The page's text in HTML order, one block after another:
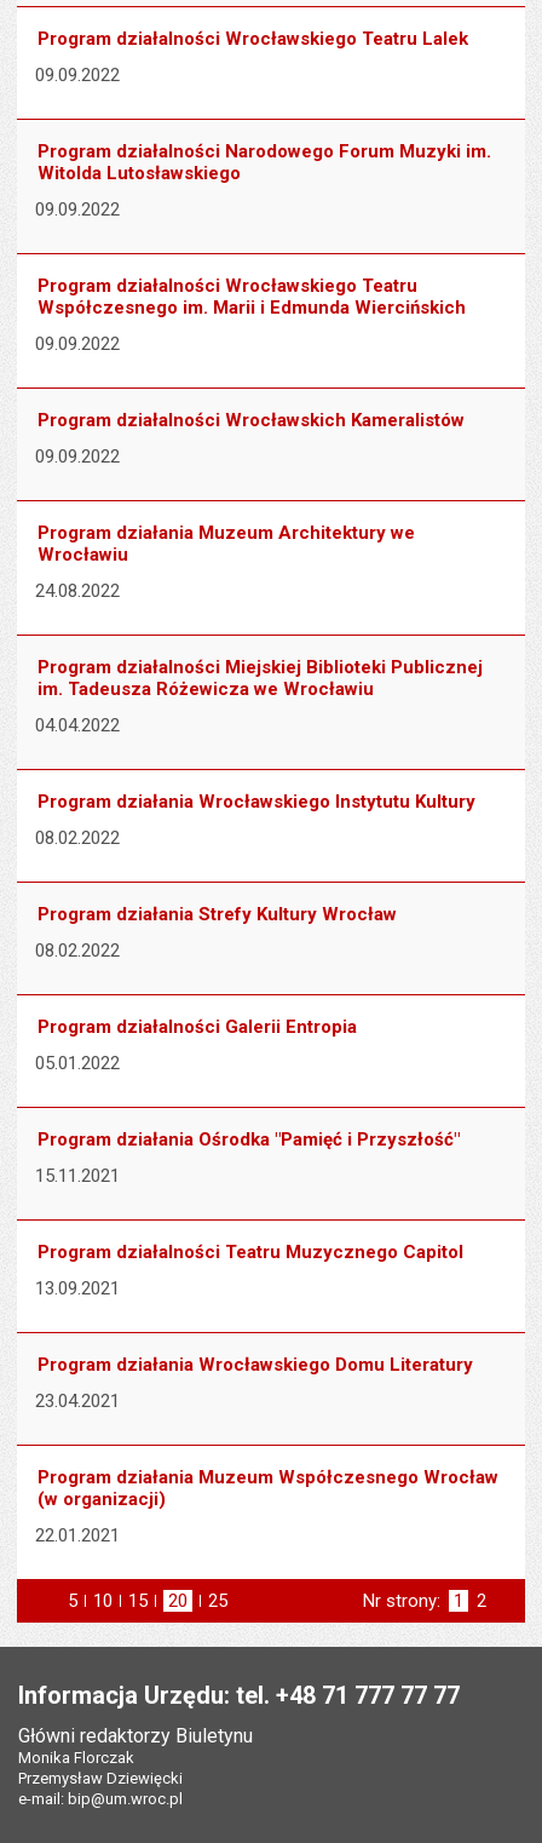
Program działalności Wrocławskiego Teatru Lalek
09.09.2022
Program działalności Narodowego Forum Muzyki im.
Witolda Lutosławskiego
09.09.2022
Program działalności Wrocławskiego Teatru
Współczesnego im. Marii i Edmunda Wiercińskich
09.09.2022
Program działalności Wrocławskich Kameralistów
09.09.2022
Program działania Muzeum Architektury we
Wrocławiu
24.08.2022
Program działalności Miejskiej Biblioteki Publicznej
im. Tadeusza Różewicza we Wrocławiu
04.04.2022
Program działania Wrocławskiego Instytutu Kultury
08.02.2022
Program działania Strefy Kultury Wrocław
08.02.2022
Program działalności Galerii Entropia
05.01.2022
Program działania Ośrodka "Pamięć i Przyszłość"
15.11.2021
Program działalności Teatru Muzycznego Capitol
13.09.2021
Program działania Wrocławskiego Domu Literatury
23.04.2021
Program działania Muzeum Współczesnego Wrocław
(w organizacji)
22.01.2021
5 elementów na stronie
10 elementów
na stronie
15 elementów
na stronie
20 elementów
na stronie
25
na stronie
Nr strony: Strona
1 Strona
2
Informacja Urzędu: tel. +48 71 777 77 77
Główni redaktorzy Biuletynu
Monika Florczak
Przemysław Dziewięcki
e-mail: bip@um.wroc.pl